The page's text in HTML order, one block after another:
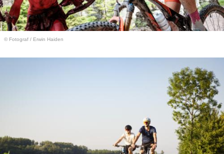
© Fotograf / Erwin Haiden